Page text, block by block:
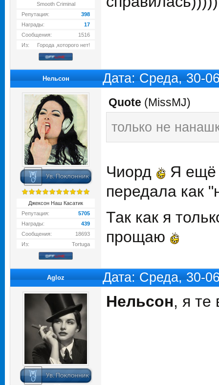
Smooth Criminal
Репутация:
398
Награды:
17
Сообщения:
1516
Из:
Города ,которого нет!
Нельсон Дата: Среда, 30-
Джексон Наш Касатик
Репутация:
5705
Награды:
439
Сообщения:
18693
Из:
Tortuga
Quote (MissMJ)
только не
Чиорд
Я ещё
передала как
Так как я
прощаю
Agloz Дата: Среда, 30-
Нельсон, я те